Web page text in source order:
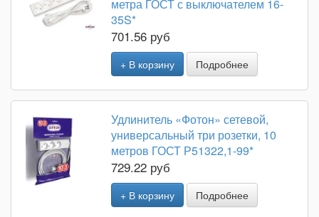
метра ГОСТ с выключателем 16-
35S*
701.56 руб
+ В корзину Подробнее
Удлинитель «Фотон» сетевой,
универсальный три розетки, 10
метров ГОСТ Р51322,1-99*
729.22 руб
+ В корзину Подробнее